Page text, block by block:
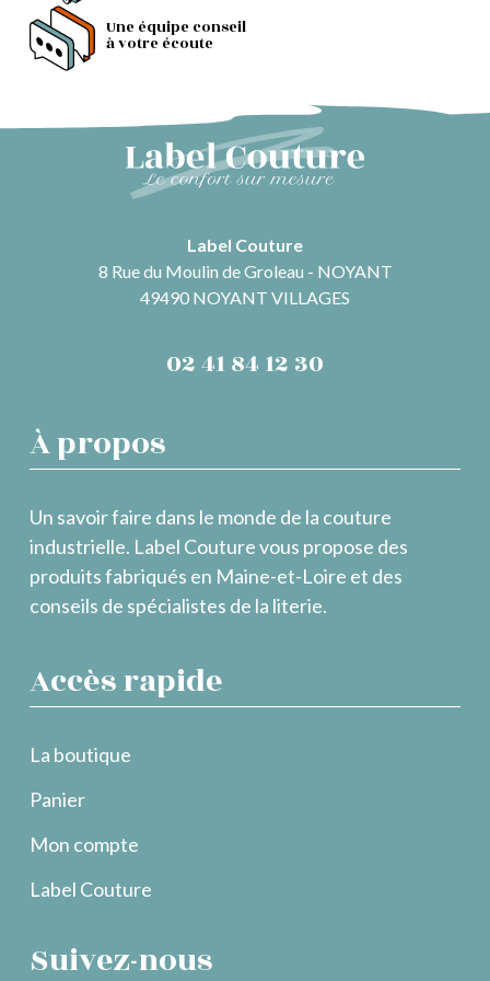
Une équipe conseil
à votre écoute
Label Couture
8 Rue du Moulin de Groleau - NOYANT
49490 NOYANT VILLAGES
02 41 84 12 30
À propos
Un savoir faire dans le monde de la couture
industrielle. Label Couture vous propose des
produits fabriqués en Maine-et-Loire et des
conseils de spécialistes de la literie.
Accès rapide
La boutique
Panier
Mon compte
Label Couture
Suivez-nous